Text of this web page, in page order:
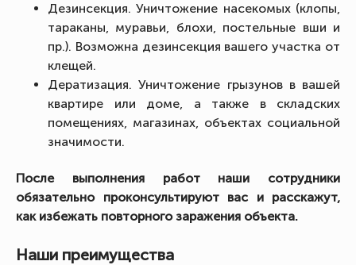
Дезинсекция. Уничтожение насекомых (клопы,
тараканы, муравьи, блохи, постельные вши и
пр.). Возможна дезинсекция вашего участка от
клещей.
Дератизация. Уничтожение грызунов в вашей
квартире или доме, а также в складских
помещениях, магазинах, объектах социальной
значимости.
После выполнения работ наши сотрудники
обязательно проконсультируют вас и расскажут,
как избежать повторного заражения объекта.
Наши преимущества